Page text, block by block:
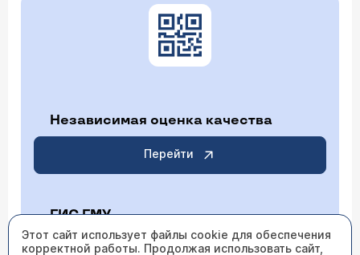
Независимая оценка качества
Перейти
ГИС ГМУ
Перейти
Этот сайт использует файлы cookie для обеспечения
корректной работы. Продолжая использовать сайт,